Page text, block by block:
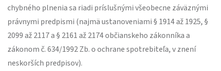
chybného plnenia sa riadi príslušnými všeobecne záväznými
právnymi predpismi (najmä ustanoveniami § 1914 až 1925, §
2099 až 2117 a § 2161 až 2174 občianskeho zákonníka a
zákonom č. 634/1992 Zb. o ochrane spotrebiteľa, v znení
neskorších predpisov).